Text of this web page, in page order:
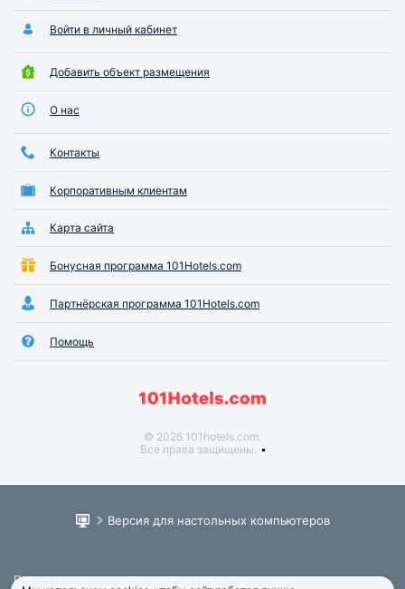
Войти в личный кабинет
Добавить объект размещения
О нас
Контакты
Корпоративным клиентам
Карта сайта
Бонусная программа 101Hotels.com
Партнёрская программа 101Hotels.com
Помощь
© 2026 101hotels.com.
Все права защищены.
Версия для настольных компьютеров
Пользовательское соглашение